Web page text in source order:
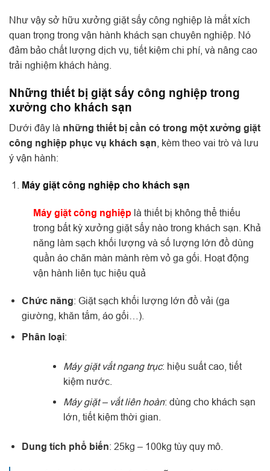
Như vậy sở hữu xưởng giặt sấy công nghiệp là mắt xích
quan trọng trong vận hành khách sạn chuyên nghiệp. Nó
đảm bảo chất lượng dịch vụ, tiết kiệm chi phí, và nâng cao
trải nghiệm khách hàng.
Những thiết bị giặt sấy công nghiệp trong
xưởng cho khách sạn
Dưới đây là những thiết bị cần có trong một xưởng giặt
công nghiệp phục vụ khách sạn , kèm theo vai trò và lưu
ý vận hành:
Máy giặt công nghiệp cho khách sạn
Máy giặt công nghiệp là thiết bị không thể thiếu
trong bất kỳ xưởng giặt sấy nào trong khách sạn. Khả
năng làm sạch khối lượng và số lượng lớn đồ dùng
quần áo chăn màn mành rèm vỏ ga gối. Hoạt động
vận hành liên tục hiệu quả
Chức năng: Giặt sạch khối lượng lớn đồ vải (ga
giường, khăn tắm, áo gối…).
Phân loại:
Máy giặt vắt ngang trục: hiệu suất cao, tiết
kiệm nước.
Máy giặt – vắt liên hoàn: dùng cho khách sạn
lớn, tiết kiệm thời gian.
Dung tích phổ biến: 25kg – 100kg tùy quy mô.